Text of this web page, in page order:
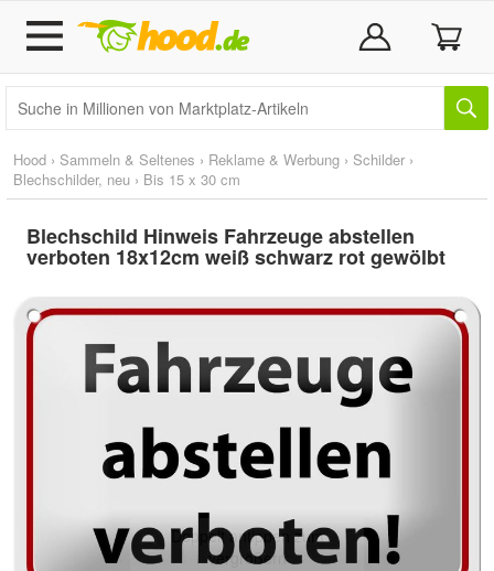
Hood › Sammeln & Seltenes › Reklame & Werbung › Schilder ›
Blechschilder, neu › Bis 15 x 30 cm
Blechschild Hinweis Fahrzeuge abstellen
verboten 18x12cm weiß schwarz rot gewölbt
Doppelt antippen zum
vergrößern